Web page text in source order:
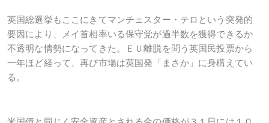
英国総選挙もここにきてマンチェスター・テロという突発的
要因により、メイ首相率いる保守党が過半数を獲得できるか
不透明な情勢になってきた。ＥＵ離脱を問う英国民投票から
一年ほど経って、再び市場は英国発「まさか」に身構えてい
る。